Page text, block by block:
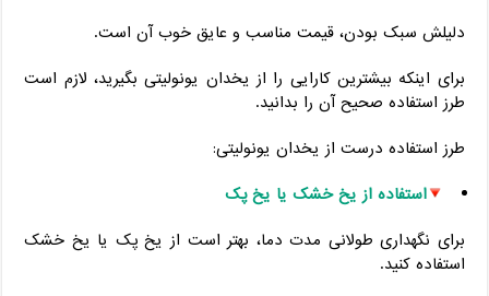
دلیلش سبک بودن، قیمت مناسب و عایق خوب آن است.
برای اینکه بیشترین کارایی را از یخدان یونولیتی بگیرید، لازم است
طرز استفاده صحیح آن را بدانید.
طرز استفاده درست از یخدان یونولیتی:
استفاده از یخ خشک یا یخ پک
برای نگهداری طولانی ‌مدت دما، بهتر است از یخ پک یا یخ خشک
استفاده کنید.